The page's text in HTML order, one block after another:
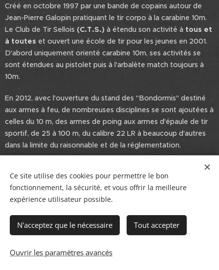
Créé en octobre 1997 par une bande de copains autour de
Jean-Pierre Galopin pratiquant le tir corpo à la carabine 10m.
Le Club de Tir Sellois (C.T.S.) à étendu son activité à tous et
à toutes et ouvert une école de tir pour les jeunes en 2001.
D'abord uniquement orienté carabine 10m, ses activités se
sont étendues au pistolet puis à l'arbalète match toujours à
10m.
En 2012, avec l'ouverture du stand des "Bondormis" destiné
aux armes à feu, de nombreuses disciplines se sont ajoutées à
celles du 10 m, des armes de poing aux armes d'épaule de tir
sportif, de 25 à 100 m, du calibre 22 LR à beaucoup d'autres
dans la limite du raisonnable et de la réglementation.
Le C.T.S. est affilié à la FFTir (n° 0741004) depuis sa création
et pratique le tir sportif en compétition comme en loisir.
Cookies
Ce site utilise des cookies pour permettre le bon
fonctionnement, la sécurité, et vous offrir la meilleure
expérience utilisateur possible.
N'acceptez que le nécessaire Tout accepter
Ouvrir les paramètres avancés